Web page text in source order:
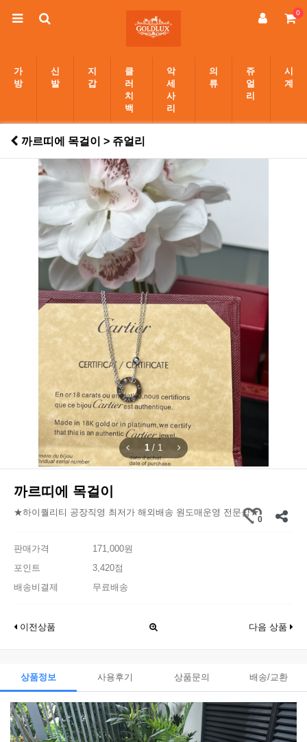
0
가
방
신
발
지
갑
클
러
치
백
악
세
사
리
의
류
쥬
얼
리
시
계
까르띠에 목걸이 > 쥬얼리
1 / 1
까르띠에 목걸이
★하이퀄리티 공장직영 최저가 해외배송 원도매운영 전문샵★
0
판매가격
171,000원
포인트
3,420점
배송비결제
무료배송
이전상품 다음 상품
상품정보 사용후기 상품문의 배송/교환